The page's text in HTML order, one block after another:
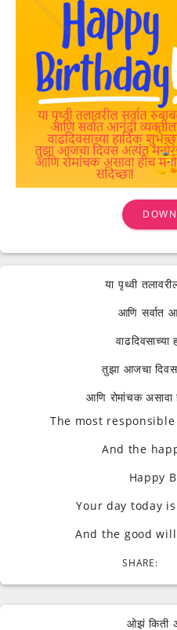
या पृथ्वी
आणि सर्वात
वाढदिवसाच्या
तुझा आजचा
आणि रोमांचक असावा
The most
And the
Happy
Your day today
And the good
SHARE:
ओझं किती